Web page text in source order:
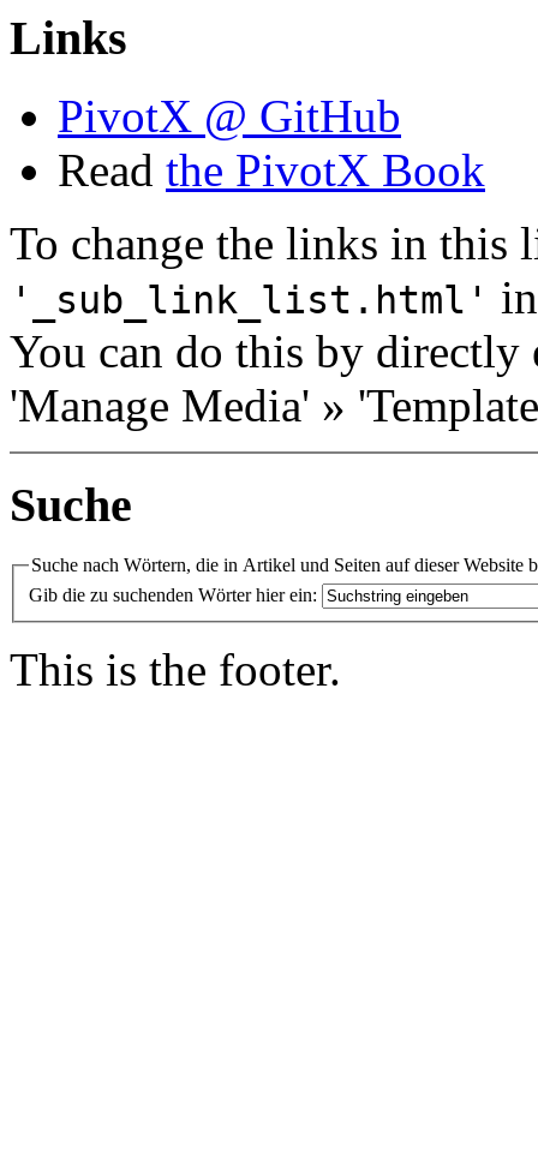
Links
PivotX @ GitHub
Read the PivotX Book
To change the links in this
'_sub_link_list.html'
You can do this by
'Manage Media' »
Suche
Suche nach Wörtern, die in Artikel und Seiten auf dieser Website
Gib die zu suchenden Wörter hier ein:
This is the footer.